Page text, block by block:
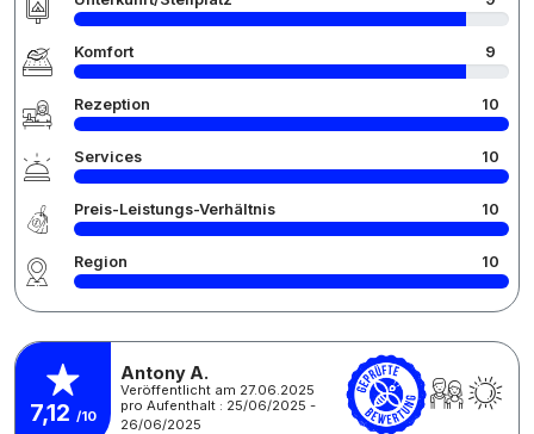
Komfort 9
Rezeption 10
Services 10
Preis-Leistungs-Verhältnis 10
Region 10
7,12 /10
Antony A.
Veröffentlicht am 27.06.2025
pro Aufenthalt : 25/06/2025 -
26/06/2025